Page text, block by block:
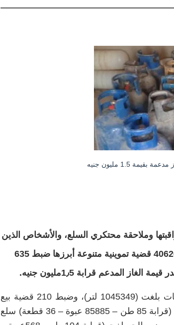
1.5 مليون جنيه
وملاحقة محتكري السلع، والأشخاص الذين
يستولون على أموال الدعم، حيث نجحت الجهود في ضبط 40626 قضية تموينية متنوعة أبرزها ضبط 635
وأسفرت الجهود عن ضبط 73 قضية مواد بترولية بمضبوطات بلغت (1045349 لتر)، وضبط 210 قضية بيع
السلع التموينية المُدعمة بالسوق السوداء، بمضبوطات بلغت (قرابة 85 طن – 85885 عبوة – 36 قطعة) سلع